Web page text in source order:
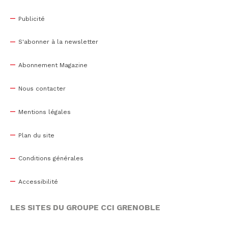
Publicité
S'abonner à la newsletter
Abonnement Magazine
Nous contacter
Mentions légales
Plan du site
Conditions générales
Accessibilité
LES SITES DU GROUPE CCI GRENOBLE